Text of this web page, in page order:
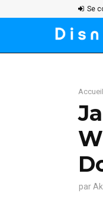
Se
Accueil
par